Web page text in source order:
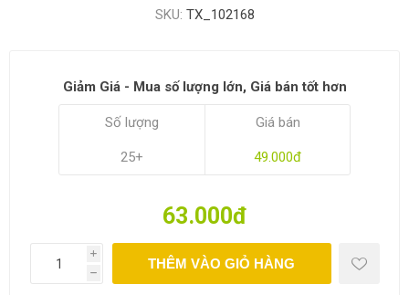
SKU: TX_102168
Giảm Giá - Mua số lượng lớn, Giá bán tốt hơn
Số lượng
25+
Giá bán
49.000đ
63.000đ
i
h
THÊM VÀO GIỎ HÀNG